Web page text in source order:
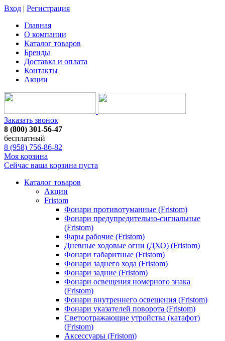
Вход | Регистрация
Главная
О компании
Каталог товаров
Бренды
Доставка и оплата
Контакты
Акции
Заказать звонок
8 (800) 301-56-47
бесплатный
8 (958) 756-86-82
Моя корзина
Сейчас ваша корзина пуста
Каталог товаров
Акции
Fristom
Фонари противотуманные (Fristom)
Фонари предупредительно-сигнальные
(Fristom)
Фары рабочие (Fristom)
Дневные ходовые огни (ДХО) (Fristom)
Фонари габаритные (Fristom)
Фонари заднего хода (Fristom)
Фонари задние (Fristom)
Фонари освещения номерного знака
(Fristom)
Фонари внутреннего освещения (Fristom)
Фонари указателей поворота (Fristom)
Светоотражающие утройства (катафот)
(Fristom)
Аксессуары (Fristom)